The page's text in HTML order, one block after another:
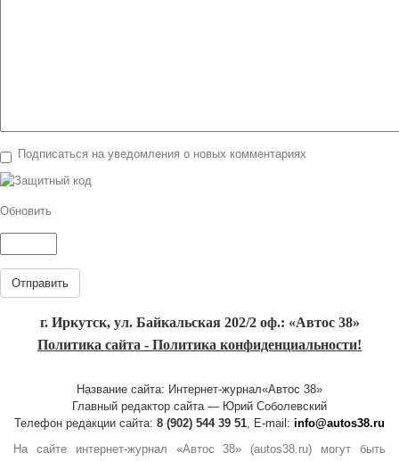
Подписаться на уведомления о новых комментариях
Обновить
Отправить
г. Иркутск, ул. Байкальская 202/2 оф.: «Автос 38»
Политика сайта - Политика конфиденциальности!
Название сайта: Интернет-журнал«Автос 38»
Главный редактор сайта — Юрий Соболевский
Телефон редакции сайта: 8 (902) 544 39 51, E-mail: info@autos38.ru
На сайте интернет-журнал «Автос 38» (autos38.ru) могут быть